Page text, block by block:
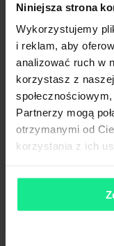
Niniejsza strona
Wykorzystujemy
i reklam, aby
analizować ruch w
korzystasz z
Partnerzy mogą
otrzymanymi od
korzystania z ich
Kompetencje
know-how
zaawansowanych
Specyfika
czy wymagają
rozwiązań?
Własna inwestycja
wysokich kosztów i
(ESG); nowoczesne,